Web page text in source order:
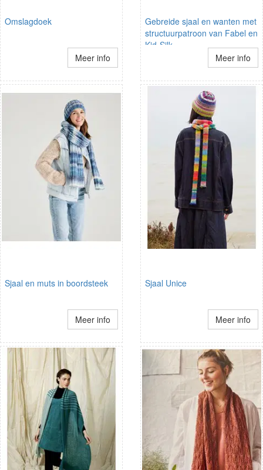
Omslagdoek
Meer info
Gebreide sjaal en wanten met
structuurpatroon van Fabel en
Kid-Silk.
Meer info
Sjaal en muts in boordsteek
Meer info
Sjaal Unice
Meer info